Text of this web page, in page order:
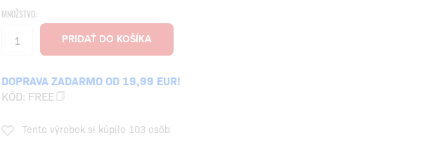
MNOŽSTVO:
DOPRAVA ZADARMO OD 19,99 EUR!
KÓD: FREE
Tento výrobok si kúpilo 103 osôb